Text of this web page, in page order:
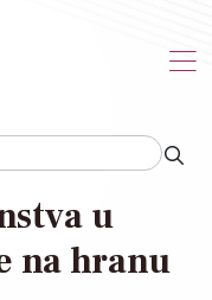
u
na hranu